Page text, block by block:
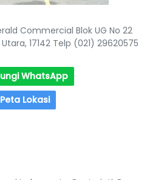
Commercial Blok UG No 22
17142 Telp (021) 29620575
WhatsApp
Peta Lokasi